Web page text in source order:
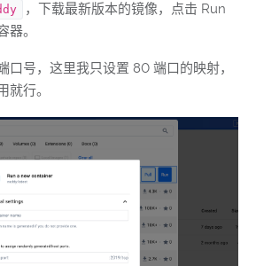
，下载最新版本的镜像，点击 Run
器。
口号，这里我只设置 80 端口的映射，
就行。